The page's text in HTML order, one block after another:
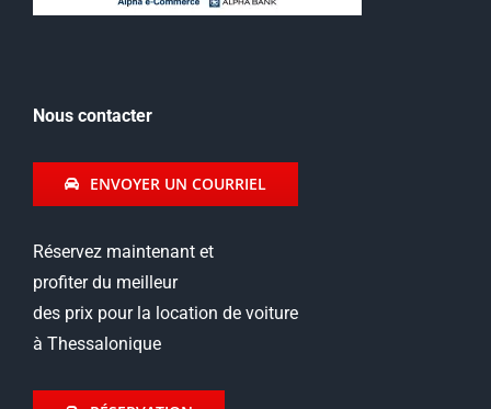
Nous contacter
ENVOYER UN COURRIEL
Réservez maintenant et
profiter du meilleur
des prix pour la location de voiture
à Thessalonique